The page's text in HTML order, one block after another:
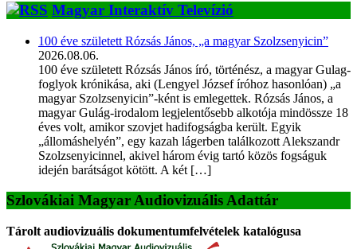
Magyar Interaktív Televízió
100 éve született Rózsás János, „a magyar Szolzsenyicin”
2026.08.06.
100 éve született Rózsás János író, történész, a magyar Gulag-
foglyok krónikása, aki (Lengyel József íróhoz hasonlóan) „a
magyar Szolzsenyicin”-ként is emlegettek. Rózsás János, a
magyar Gulág-irodalom legjelentősebb alkotója mindössze 18
éves volt, amikor szovjet hadifogságba került. Egyik
„állomáshelyén”, egy kazah lágerben találkozott Alekszandr
Szolzsenyicinnel, akivel három évig tartó közös fogságuk
idején barátságot kötött. A két […]
Szlovákiai Magyar Audiovizuális Adattár
Tárolt audiovizuális dokumentumfelvételek katalógusa